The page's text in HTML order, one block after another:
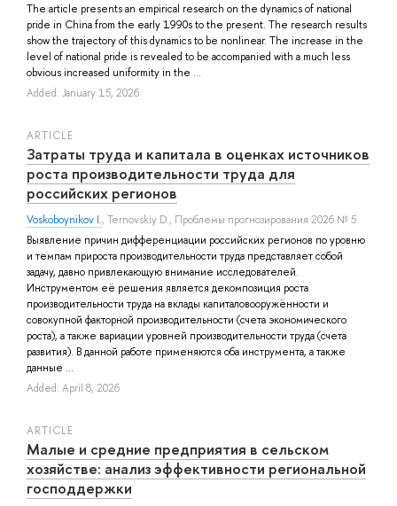
The article presents an empirical research on the dynamics of national
pride in China from the early 1990s to the present. The research results
show the trajectory of this dynamics to be nonlinear. The increase in the
level of national pride is revealed to be accompanied with a much less
obvious increased uniformity in the ...
Added: January 15, 2026
ARTICLE
Затраты труда и капитала в оценках источников
роста производительности труда для
российских регионов
Voskoboynikov I., Ternovskiy D., Проблемы прогнозирования 2026 № 5
Выявление причин дифференциации российских регионов по уровню
и темпам прироста производительности труда представляет собой
задачу, давно привлекающую внимание исследователей.
Инструментом её решения является декомпозиция роста
производительности труда на вклады капиталовооружённости и
совокупной факторной производительности (счета экономического
роста), а также вариации уровней производительности труда (счета
развития). В данной работе применяются оба инструмента, а также
данные ...
Added: April 8, 2026
ARTICLE
Малые и средние предприятия в сельском
хозяйстве: анализ эффективности региональной
господдержки